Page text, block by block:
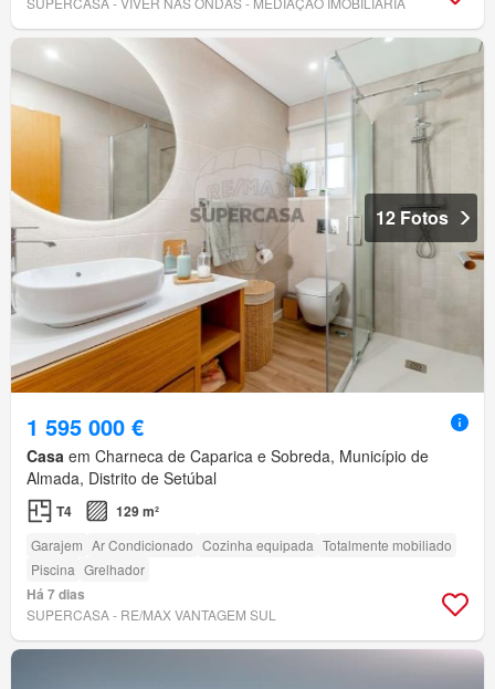
12 Fotos
1 595 000 €
Casa em Charneca de Caparica e Sobreda, Município de
Almada, Distrito de Setúbal
T4 129 m²
Garajem Ar Condicionado Cozinha equipada Totalmente mobiliado
Piscina Grelhador
Há 7 dias
SUPERCASA - RE/MAX VANTAGEM SUL